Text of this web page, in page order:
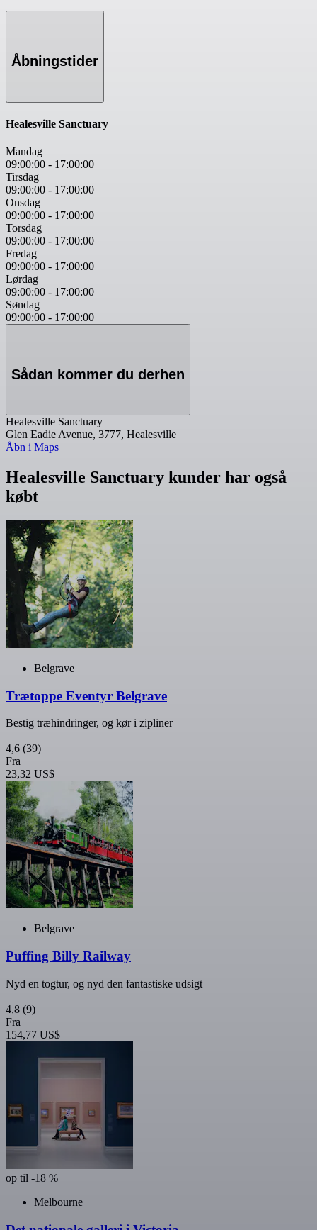
Åbningstider
Healesville Sanctuary
Mandag
09:00:00 - 17:00:00
Tirsdag
09:00:00 - 17:00:00
Onsdag
09:00:00 - 17:00:00
Torsdag
09:00:00 - 17:00:00
Fredag
09:00:00 - 17:00:00
Lørdag
09:00:00 - 17:00:00
Søndag
09:00:00 - 17:00:00
Sådan kommer du derhen
Healesville Sanctuary
Glen Eadie Avenue, 3777, Healesville
Åbn i Maps
Healesville Sanctuary kunder har også
købt
Belgrave
Trætoppe Eventyr Belgrave
Bestig træhindringer, og kør i zipliner
4,6 (39)
Fra
23,32 US$
Belgrave
Puffing Billy Railway
Nyd en togtur, og nyd den fantastiske udsigt
4,8 (9)
Fra
154,77 US$
op til -18 %
Melbourne